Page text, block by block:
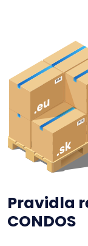
Pravidla
CONDOS